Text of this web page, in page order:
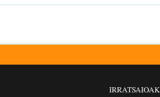
IRRATSAIOAK